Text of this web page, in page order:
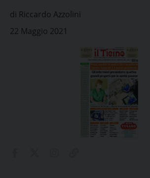
di Riccardo Azzolini
22 Maggio 2021